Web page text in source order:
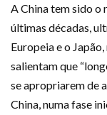
A China tem sido o
últimas décadas,
Europeia e o
salientam que
se apropriarem de
China, numa fase